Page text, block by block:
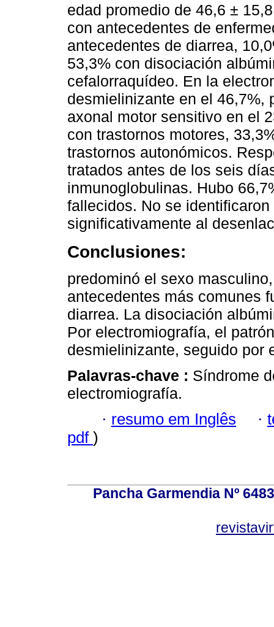
edad promedio de 46,6 ±
con antecedentes de
antecedentes de diarrea,
53,3% con disociación
cefalorraquídeo. En la
desmielinizante en el 46,7%,
axonal motor sensitivo en el
con trastornos motores,
trastornos autonómicos.
tratados antes de los seis
inmunoglobulinas. Hubo
fallecidos. No se
significativamente al
Conclusiones:
predominó el sexo
antecedentes más comunes
diarrea. La disociación
Por electromiografía, el
desmielinizante, seguido por
Palavras-chave : Síndrome
electromiografía.
· resumo em Inglês ·
pdf )
Pancha Garmendia Nº